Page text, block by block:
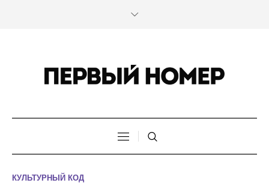
КУЛЬТУРНЫЙ КОД